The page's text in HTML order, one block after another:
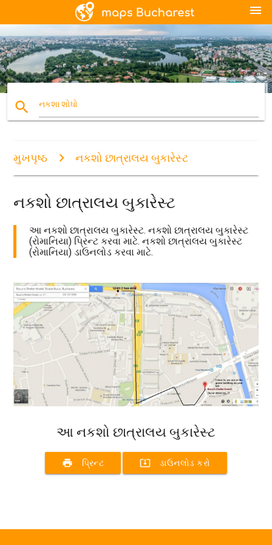
menu
search નકશા શોધો
મુખપૃષ્ઠ નકશો છાત્રાલય બુકારેસ્ટ
નકશો છાત્રાલય બુકારેસ્ટ
આ નકશો છાત્રાલય બુકારેસ્ટ. નકશો છાત્રાલય બુકારેસ્ટ
(રોમાનિયા) પ્રિન્ટ કરવા માટે. નકશો છાત્રાલય બુકારેસ્ટ
(રોમાનિયા) ડાઉનલોડ કરવા માટે.
આ નકશો છાત્રાલય બુકારેસ્ટ
print પ્રિન્ટ system_update_alt ડાઉનલોડ કરો